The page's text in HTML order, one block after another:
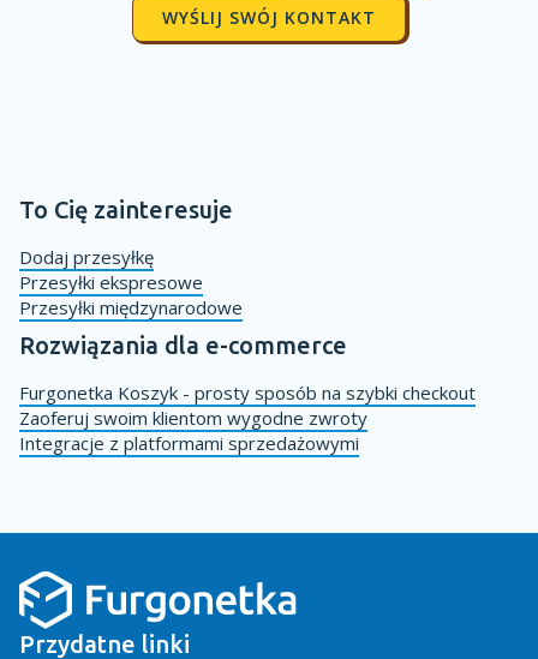
To Cię zainteresuje
Dodaj przesyłkę
Przesyłki ekspresowe
Przesyłki międzynarodowe
Rozwiązania dla e-commerce
Furgonetka Koszyk - prosty sposób na szybki checkout
Zaoferuj swoim klientom wygodne zwroty
Integracje z platformami sprzedażowymi
Przydatne linki